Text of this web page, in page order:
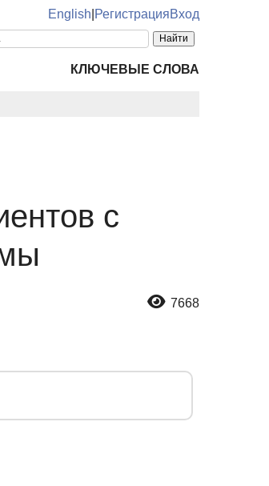
English РегистрацияВход
КЛЮЧЕВЫЕ СЛОВА
с
7668